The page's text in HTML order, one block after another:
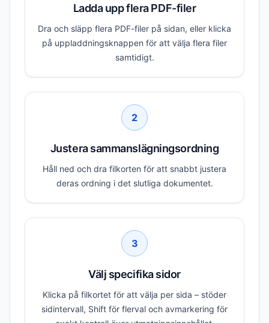
Ladda upp flera PDF-filer
Dra och släpp flera PDF-filer på sidan, eller klicka
på uppladdningsknappen för att välja flera filer
samtidigt.
2
Justera sammanslägningsordning
Håll ned och dra filkorten för att snabbt justera
deras ordning i det slutliga dokumentet.
3
Välj specifika sidor
Klicka på filkortet för att välja per sida – stöder
sidintervall, Shift för flerval och avmarkering för